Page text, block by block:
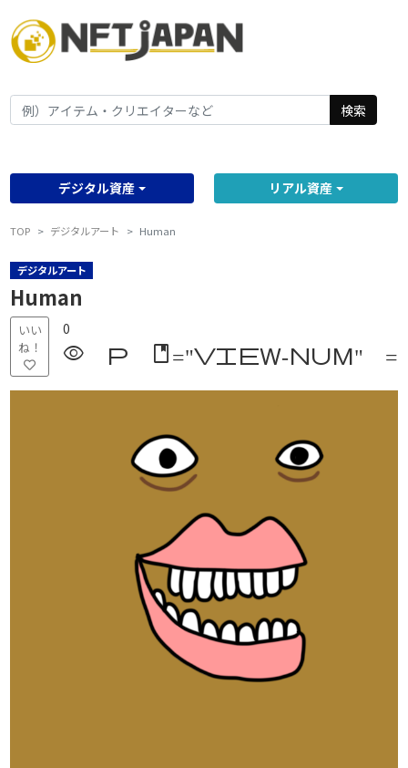
検索
デジタル資産 リアル資産
TOP デジタルアート Human
デジタルアート
Human
いい
ね！
0
visibility p